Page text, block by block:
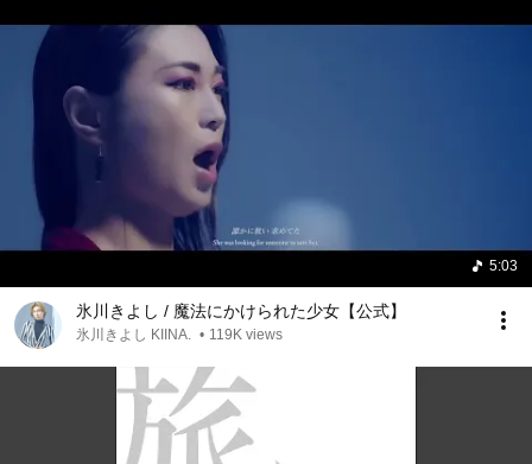
5:03
氷川きよし / 魔法にかけられた少女【公式】
氷川きよし KIINA. • 119K views